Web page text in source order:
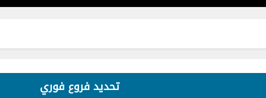
تحديد فروع فوري